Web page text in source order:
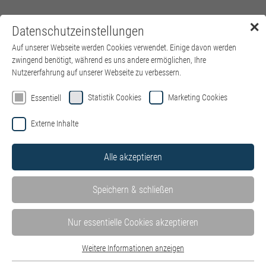
Menü
✕
Datenschutzeinstellungen
Auf unserer Webseite werden Cookies verwendet. Einige davon werden
zwingend benötigt, während es uns andere ermöglichen, Ihre
Nutzererfahrung auf unserer Webseite zu verbessern.
Essentiell Statistik Cookies Marketing Cookies
Externe Inhalte
Alle akzeptieren
Speichern & schließen
Nur essentielle Cookies akzeptieren
Weitere Informationen anzeigen